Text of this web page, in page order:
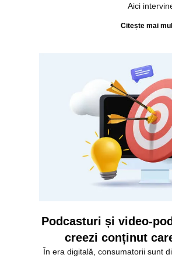
Aici
Citește mai
Podcasturi și video-
creezi conținut
În era digitală, consumatorii sunt